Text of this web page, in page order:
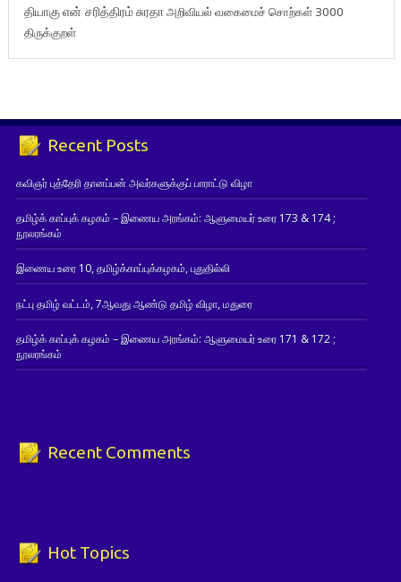
தியாகுஎன் சரித்திரம்சுரதாஅறிவியல் வகைமைச் சொற்கள் 3000
திருக்குறள்
Recent Posts
கவிஞர் புத்தேரி தானப்பன் அவர்களுக்குப் பாராட்டு விழா
தமிழ்க் காப்புக் கழகம் – இணைய அரங்கம்: ஆளுமையர் உரை 173 & 174 ;
நூலரங்கம்
இணைய உரை 10, தமிழ்க்காப்புக்கழகம், புதுதில்லி
நட்பு தமிழ் வட்டம், 7ஆவது ஆண்டு தமிழ் விழா, மதுரை
தமிழ்க் காப்புக் கழகம் – இணைய அரங்கம்: ஆளுமையர் உரை 171 & 172 ;
நூலரங்கம்
Recent Comments
Hot Topics